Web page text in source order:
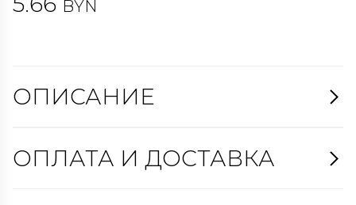
BYN
ОПИСАНИЕ
ОПЛАТА И ДОСТАВКА